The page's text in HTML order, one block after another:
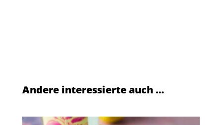
Andere interessierte auch …